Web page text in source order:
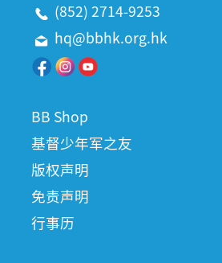
(852) 2714-9253
hq@bbhk.org.hk
BB Shop
基督少年军之友
版权声明
免责声明
行事历